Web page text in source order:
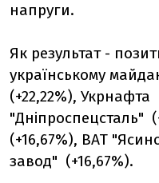
напруги.
Як результат -
українському
(+22,22%), Укрнафта
"Дніпроспецсталь"
(+16,67%), ВАТ
завод" (+16,67%).